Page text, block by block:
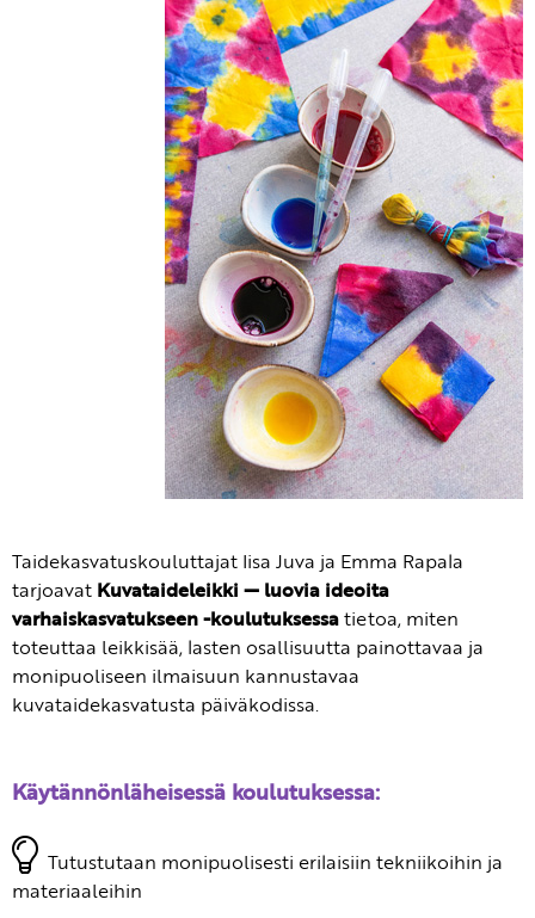
Taidekasvatuskouluttajat Iisa Juva ja Emma Rapala
tarjoavat Kuvataideleikki — luovia ideoita
varhaiskasvatukseen -koulutuksessatietoa, miten
toteuttaa leikkisää, lasten osallisuutta painottavaa ja
monipuoliseen ilmaisuun kannustavaa
kuvataidekasvatusta päiväkodissa.
Käytännönläheisessä koulutuksessa:
Tutustutaan monipuolisesti erilaisiin tekniikoihin ja
materiaaleihin